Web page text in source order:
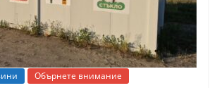
Обърнете внимание